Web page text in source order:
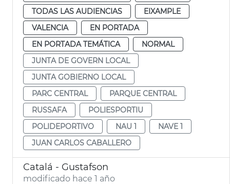
TODAS LAS AUDIENCIAS
EIXAMPLE
VALENCIA
EN PORTADA
EN PORTADA TEMÁTICA
NORMAL
JUNTA DE GOVERN LOCAL
JUNTA GOBIERNO LOCAL
PARC CENTRAL
PARQUE CENTRAL
RUSSAFA
POLIESPORTIU
POLIDEPORTIVO
NAU 1
NAVE 1
JUAN CARLOS CABALLERO
Catalá - Gustafson
modificado hace 1 año